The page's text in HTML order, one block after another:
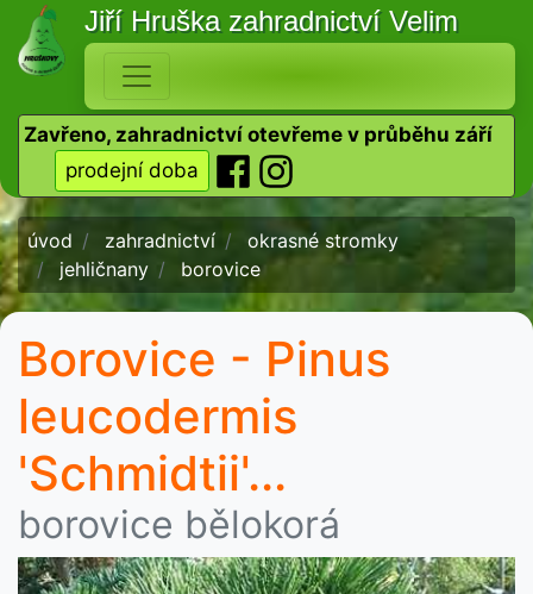
Jiří Hruška zahradnictví Velim
Zavřeno, zahradnictví otevřeme v průběhu září
prodejní doba
úvod zahradnictví
okrasné stromky
jehličnany
borovice
Borovice - Pinus
leucodermis
'Schmidtii'...
borovice bělokorá